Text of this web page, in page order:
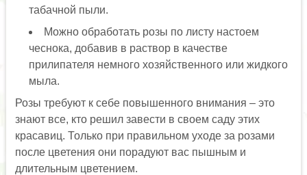
табачной пыли.
Можно обработать розы по листу настоем
чеснока, добавив в раствор в качестве
прилипателя немного хозяйственного или жидкого
мыла.
Розы требуют к себе повышенного внимания – это
знают все, кто решил завести в своем саду этих
красавиц. Только при правильном уходе за розами
после цветения они порадуют вас пышным и
длительным цветением.